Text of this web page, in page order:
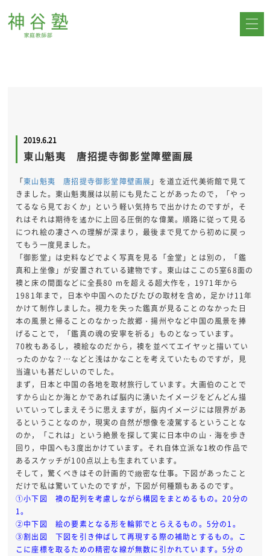
2019.6.21
東山魁夷 唐招提寺御影堂障壁画展
「東山魁夷 唐招提寺御影堂障壁画展 」を道立近代美術館で見て
きました。東山魁夷展は以前にも見たことがあったので，「やっ
てるなら見ておくか」という軽い気持ちで出かけたのですが，そ
れはそれは期待を遙かに上回る圧倒的な偉業。順路に従って見る
につれ絵の凄さへの理解が深まり，最後まで見てから初めに戻っ
てもう一度見ました。
「御影堂」は史料などでよく写真を見る「金堂」とは別の，「鑑
真和上坐像」が安置されている建物です。東山はここの5室68面の
襖と床の間面などに全長80 mを超える超大作を，1971年から
1981年まで，日本や中国へのたびたびの取材を含め，足かけ11年
かけて制作しました。視力を失った鑑真が見ることのなかった日
本の風景と帰ることのなかった故郷・揚州やなど中国の風景を捧
げることで，「鑑真の魂の安寧を祈る」ものとなっています。
70枚もあるし，襖絵なのだから，襖を並べてエイヤッと描いてい
ったのかな？…などと浅はかなことを考えていたものですが，見
当違いも甚だしいのでした。
まず，日本と中国の各地を取材旅行しています。大画伯のことで
すから山とか海とかであれば脳内に湧いたイメージをどんどん描
いていってしまえそうに思えますが，脳内イメージには限界があ
るということなのか，現実の自然が想像を凌駕するということな
のか，「これは」という絶景を探して実に日本中の山・海を歩き
回り，中国へも3度出かけています。それ自体立派な1枚の作品で
あるスケッチが100点以上も生まれています。
そして，驚くべきはその計画的で緻密な仕事。下図があったこと
だけで私は驚いていたのですが，下図が何種類もあるのです。
①小下図 襖の配列を考慮しながら構図をまとめるもの。20分の
1。
②中下図 絵の要素となる形を輪郭でとらえるもの。5分の1。
③割出図 下図を引き伸ばして再現する際の補助とするもの。こ
こに座標を取るための精密な線が無数に引かれています。5分の